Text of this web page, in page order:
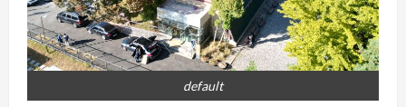
default